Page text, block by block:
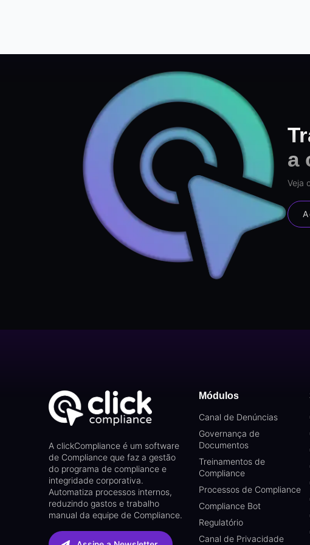
a
Veja
A clickCompliance é um software
de Compliance que faz a gestão
do programa de compliance e
integridade corporativa.
Automatiza processos internos,
reduzindo gastos e trabalho
manual da equipe de Compliance.
Módulos
Canal de Denúncias
Governança de
Documentos
Treinamentos de
Compliance
Processos de Compliance
Compliance Bot
Regulatório
Canal de Privacidade